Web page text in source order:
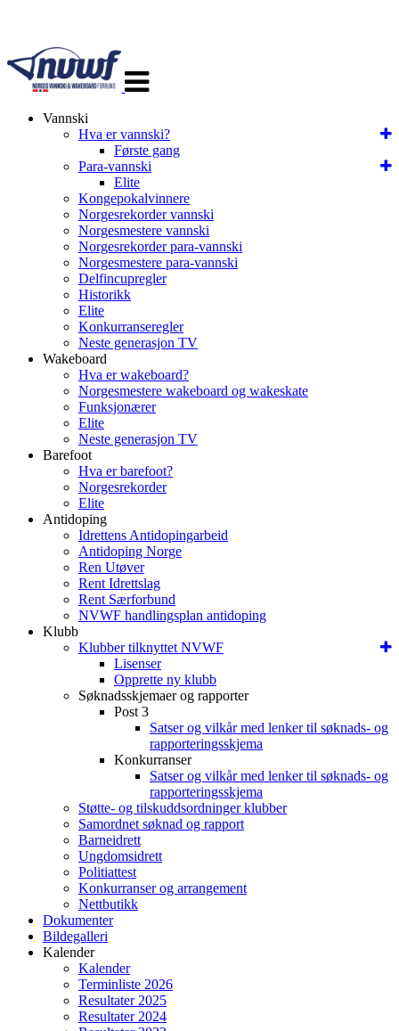
navigasjon
Vannski
Hva er vannski?
Første gang
Para-vannski
Elite
Kongepokalvinnere
Norgesrekorder vannski
Norgesmestere vannski
Norgesrekorder para-vannski
Norgesmestere para-vannski
Delfincupregler
Historikk
Elite
Konkurranseregler
Neste generasjon TV
Wakeboard
Hva er wakeboard?
Norgesmestere wakeboard og wakeskate
Funksjonærer
Elite
Neste generasjon TV
Barefoot
Hva er barefoot?
Norgesrekorder
Elite
Antidoping
Idrettens Antidopingarbeid
Antidoping Norge
Ren Utøver
Rent Idrettslag
Rent Særforbund
NVWF handlingsplan antidoping
Klubb
Klubber tilknyttet NVWF
Lisenser
Opprette ny klubb
Søknadsskjemaer og rapporter
Post 3
Satser og vilkår med lenker til søknads- og
rapporteringsskjema
Konkurranser
Satser og vilkår med lenker til søknads- og
rapporteringsskjema
Støtte- og tilskuddsordninger klubber
Samordnet søknad og rapport
Barneidrett
Ungdomsidrett
Politiattest
Konkurranser og arrangement
Nettbutikk
Dokumenter
Bildegalleri
Kalender
Kalender
Terminliste 2026
Resultater 2025
Resultater 2024